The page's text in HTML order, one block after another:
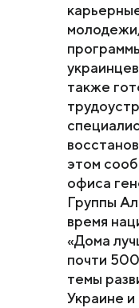
также
этом
офиса
Группы
время
«Дома
почти 500
темы
Украине